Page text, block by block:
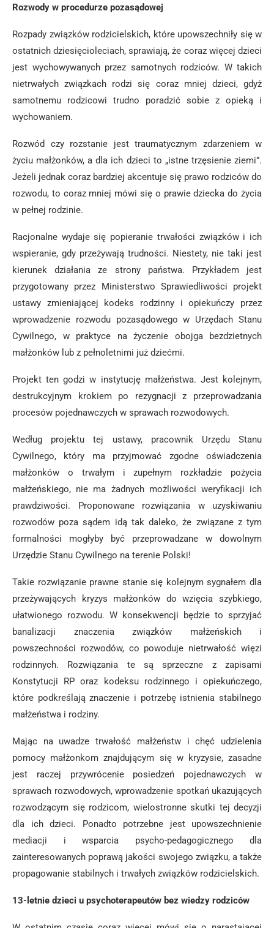
Rozwody w procedurze pozasądowej
Rozpady związków rodzicielskich, które upowszechniły się w
ostatnich dziesięcioleciach, sprawiają, że coraz więcej dzieci
jest wychowywanych przez samotnych rodziców. W takich
nietrwałych związkach rodzi się coraz mniej dzieci, gdyż
samotnemu rodzicowi trudno poradzić sobie z opieką i
wychowaniem.
Rozwód czy rozstanie jest traumatycznym zdarzeniem w
życiu małżonków, a dla ich dzieci to „istne trzęsienie ziemi”.
Jeżeli jednak coraz bardziej akcentuje się prawo rodziców do
rozwodu, to coraz mniej mówi się o prawie dziecka do życia
w pełnej rodzinie.
Racjonalne wydaje się popieranie trwałości związków i ich
wspieranie, gdy przeżywają trudności. Niestety, nie taki jest
kierunek działania ze strony państwa. Przykładem jest
przygotowany przez Ministerstwo Sprawiedliwości projekt
ustawy zmieniającej kodeks rodzinny i opiekuńczy przez
wprowadzenie rozwodu pozasądowego w Urzędach Stanu
Cywilnego, w praktyce na życzenie obojga bezdzietnych
małżonków lub z pełnoletnimi już dziećmi.
Projekt ten godzi w instytucję małżeństwa. Jest kolejnym,
destrukcyjnym krokiem po rezygnacji z przeprowadzania
procesów pojednawczych w sprawach rozwodowych.
Według projektu tej ustawy, pracownik Urzędu Stanu
Cywilnego, który ma przyjmować zgodne oświadczenia
małżonków o trwałym i zupełnym rozkładzie pożycia
małżeńskiego, nie ma żadnych możliwości weryfikacji ich
prawdziwości. Proponowane rozwiązania w uzyskiwaniu
rozwodów poza sądem idą tak daleko, że związane z tym
formalności mogłyby być przeprowadzane w dowolnym
Urzędzie Stanu Cywilnego na terenie Polski!
Takie rozwiązanie prawne stanie się kolejnym sygnałem dla
przeżywających kryzys małżonków do wzięcia szybkiego,
ułatwionego rozwodu. W konsekwencji będzie to sprzyjać
banalizacji znaczenia związków małżeńskich i
powszechności rozwodów, co powoduje nietrwałość więzi
rodzinnych. Rozwiązania te są sprzeczne z zapisami
Konstytucji RP oraz kodeksu rodzinnego i opiekuńczego,
które podkreślają znaczenie i potrzebę istnienia stabilnego
małżeństwa i rodziny.
Mając na uwadze trwałość małżeństw i chęć udzielenia
pomocy małżonkom znajdującym się w kryzysie, zasadne
jest raczej przywrócenie posiedzeń pojednawczych w
sprawach rozwodowych, wprowadzenie spotkań ukazujących
rozwodzącym się rodzicom, wielostronne skutki tej decyzji
dla ich dzieci. Ponadto potrzebne jest upowszechnienie
mediacji i wsparcia psycho-pedagogicznego dla
zainteresowanych poprawą jakości swojego związku, a także
propagowanie stabilnych i trwałych związków rodzicielskich.
13-letnie dzieci u psychoterapeutów bez wiedzy rodziców